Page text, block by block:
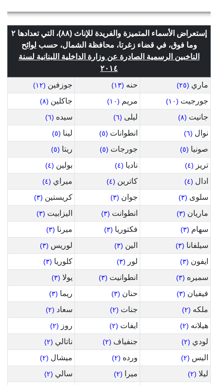
إستعراض الأسماء المتميزة والفريدة للإناث (٨٨)، التي تعدادها ٢
وما فوق، في قضاء زغرتا، محافظة الشمال، حسب لوائح
الناخبين الرسمية الصادرة عن وزارة الداخلية اللبنانية لسنة
٢٠١٤
ماري (٢٥) حنه (١٣) جوزفين (١٢)
جورجيت (١٠) مريم (١٠) جاكلين (٨)
جانيت (٨) ليلى (٦) سيده (٦)
نوال (٦) انطوانات (٥) لينا (٥)
صونيا (٥) جورجات (٥) ريتا (٥)
تريز (٤) ناديا (٤) بولين (٤)
ادال (٤) كاترين (٤) ميراي (٤)
سلوى (٣) جوان (٣) كريستين (٣)
ماريان (٣) انطوانت (٣) اليزابيت (٣)
سهام (٣) فكتوريا (٣) ميرنا (٣)
سيلفانا (٣) الين (٣) لوريس (٣)
ايفون (٣) لور (٣) كلوريا (٣)
سميره (٣) انطوانيت (٣) يولا (٣)
فيفيان (٣) حنان (٣) ريما (٣)
ملكه (٢) جنات (٢) سعاد (٢)
هيلانه (٢) ايفات (٢) روز (٢)
لودي (٢) جنفياف (٢) ناتالي (٢)
اليس (٢) ورده (٢) ميشال (٢)
ليلا (٢) ميرا (٢) سالي (٢)